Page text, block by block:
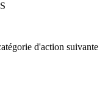
d'action suivante